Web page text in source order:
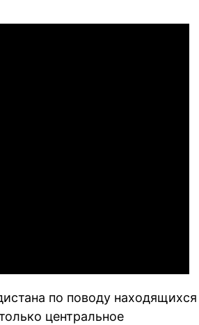
по поводу находящихся
центральное